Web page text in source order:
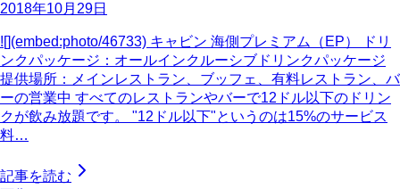
2018年10月29日
![](embed:photo/46733) キャビン 海側プレミアム（EP） ドリ
ンクパッケージ：オールインクルーシブドリンクパッケージ
提供場所：メインレストラン、ブッフェ、有料レストラン、バ
ーの営業中 すべてのレストランやバーで12ドル以下のドリン
クが飲み放題です。 "12ドル以下"というのは15%のサービス
料…
記事を読む